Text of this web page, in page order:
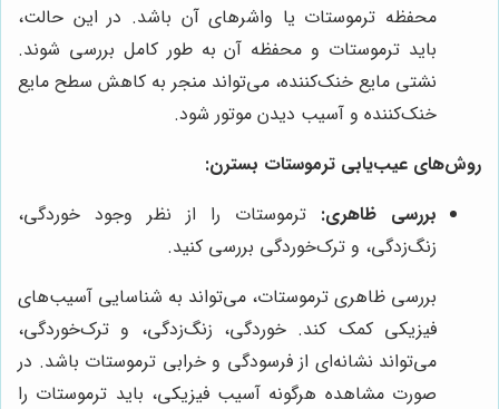
محفظه ترموستات یا واشرهای آن باشد. در این حالت،
باید ترموستات و محفظه آن به طور کامل بررسی شوند.
نشتی مایع خنک‌کننده، می‌تواند منجر به کاهش سطح مایع
خنک‌کننده و آسیب دیدن موتور شود.
روش‌های عیب‌یابی ترموستات بسترن:
بررسی ظاهری: ترموستات را از نظر وجود خوردگی،
زنگ‌زدگی، و ترک‌خوردگی بررسی کنید.
بررسی ظاهری ترموستات، می‌تواند به شناسایی آسیب‌های
فیزیکی کمک کند. خوردگی، زنگ‌زدگی، و ترک‌خوردگی،
می‌تواند نشانه‌ای از فرسودگی و خرابی ترموستات باشد. در
صورت مشاهده هرگونه آسیب فیزیکی، باید ترموستات را